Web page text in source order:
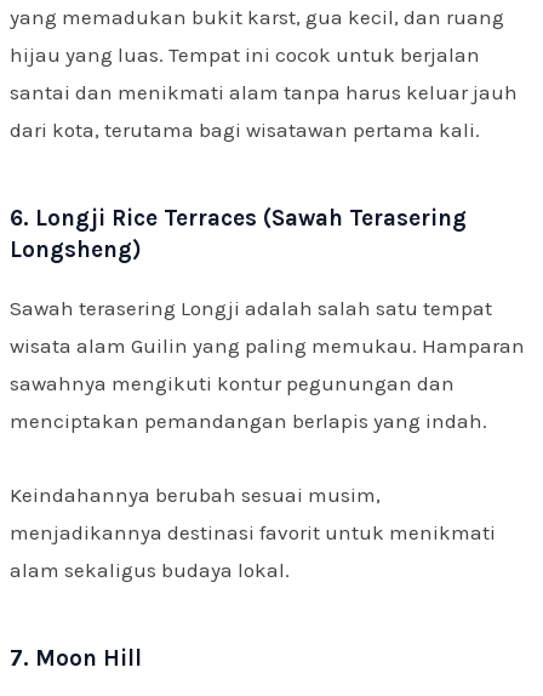
yang memadukan bukit karst, gua kecil, dan ruang
hijau yang luas. Tempat ini cocok untuk berjalan
santai dan menikmati alam tanpa harus keluar jauh
dari kota, terutama bagi wisatawan pertama kali.
6. Longji Rice Terraces (Sawah Terasering
Longsheng)
Sawah terasering Longji adalah salah satu tempat
wisata alam Guilin yang paling memukau. Hamparan
sawahnya mengikuti kontur pegunungan dan
menciptakan pemandangan berlapis yang indah.
Keindahannya berubah sesuai musim,
menjadikannya destinasi favorit untuk menikmati
alam sekaligus budaya lokal.
7. Moon Hill